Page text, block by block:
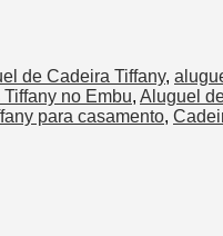
de Cadeira Tiffany,
no Embu, Aluguel
para casamento,